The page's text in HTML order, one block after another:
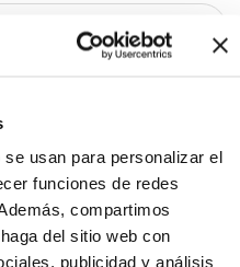
1.75€
comestibles, porción
6.00€